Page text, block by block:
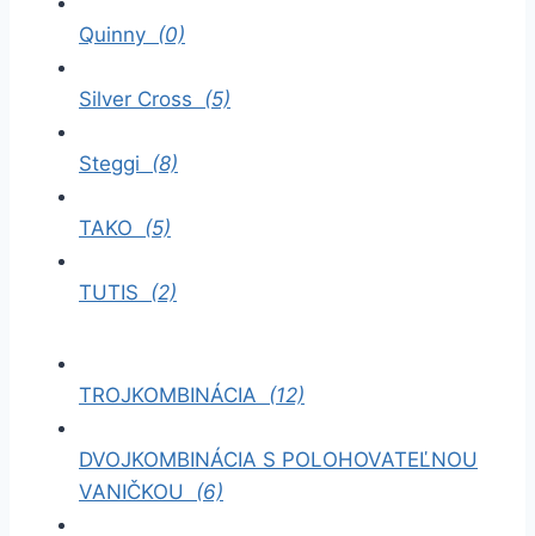
Quinny (0)
Silver Cross (5)
Steggi (8)
TAKO (5)
TUTIS (2)
TROJKOMBINÁCIA (12)
DVOJKOMBINÁCIA S POLOHOVATEĽNOU
VANIČKOU (6)